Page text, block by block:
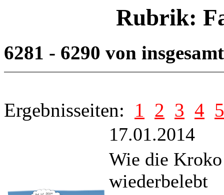
Rubrik:
6281 - 6290 von
Ergebnisseiten: 1 2 3 4 5
17.01.2014
Wie die
wiederbelebt